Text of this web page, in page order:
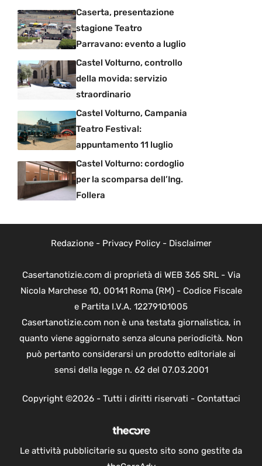
Caserta, presentazione
stagione Teatro
Parravano: evento a luglio
Castel Volturno, controllo
della movida: servizio
straordinario
Castel Volturno, Campania
Teatro Festival:
appuntamento 11 luglio
Castel Volturno: cordoglio
per la scomparsa dell’Ing.
Follera
Redazione- Privacy Policy- Disclaimer
Casertanotizie.com di proprietà di WEB 365 SRL - Via
Nicola Marchese 10, 00141 Roma (RM) - Codice Fiscale
e Partita I.V.A. 12279101005
Casertanotizie.com non è una testata giornalistica, in
quanto viene aggiornato senza alcuna periodicità. Non
può pertanto considerarsi un prodotto editoriale ai
sensi della legge n. 62 del 07.03.2001
Copyright ©2026 - Tutti i diritti riservati - Contattaci
Le attività pubblicitarie su questo sito sono gestite da